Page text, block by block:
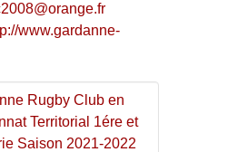
www.gardanne-
Rugby Club en
Territorial 1ére et
Saison 2021-2022